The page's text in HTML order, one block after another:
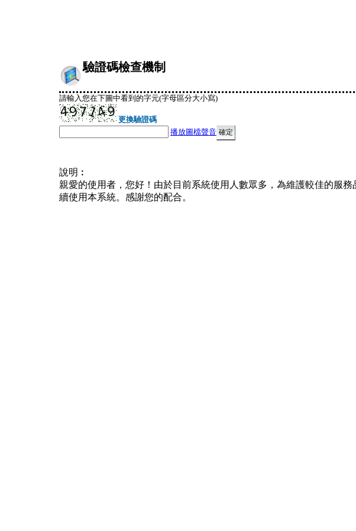
驗證碼檢查機制
請輸入您在下圖中看到的字元(字母區分大小寫)
更換驗證碼
播放圖檔聲音
說明︰
親愛的使用者，您好！由於目前系統使用人數眾多，為維護較佳的服
續使用本系統。感謝您的配合。